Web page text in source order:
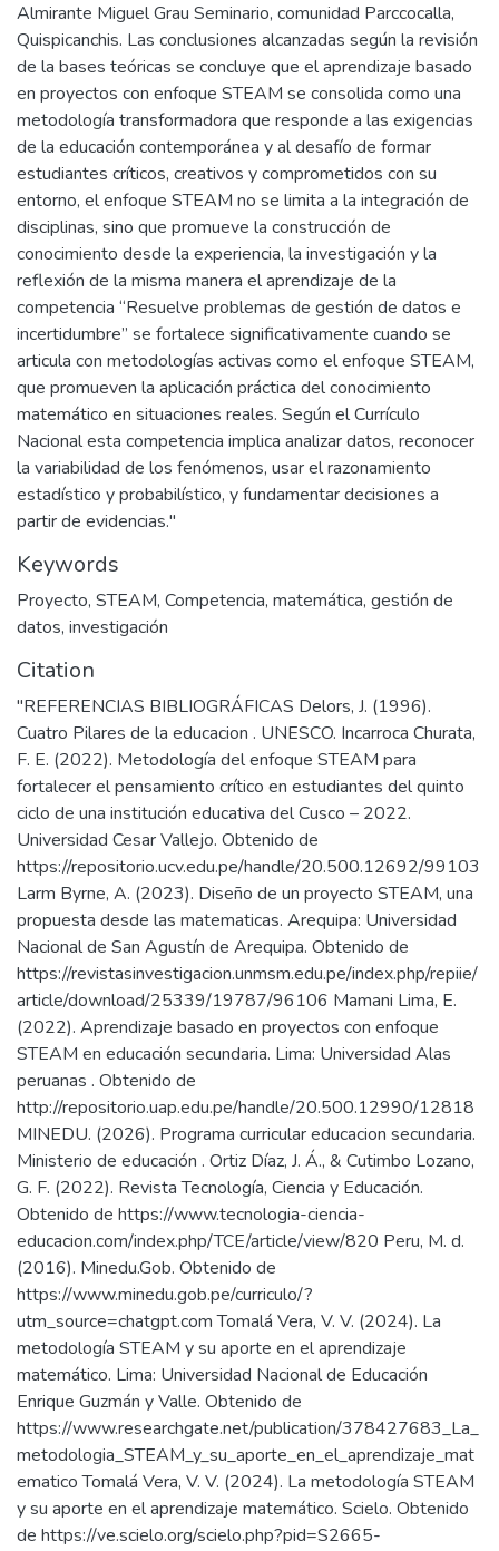
Almirante Miguel Grau Seminario, comunidad Parccocalla,
Quispicanchis. Las conclusiones alcanzadas según la revisión
de la bases teóricas se concluye que el aprendizaje basado
en proyectos con enfoque STEAM se consolida como una
metodología transformadora que responde a las exigencias
de la educación contemporánea y al desafío de formar
estudiantes críticos, creativos y comprometidos con su
entorno, el enfoque STEAM no se limita a la integración de
disciplinas, sino que promueve la construcción de
conocimiento desde la experiencia, la investigación y la
reflexión de la misma manera el aprendizaje de la
competencia “Resuelve problemas de gestión de datos e
incertidumbre” se fortalece significativamente cuando se
articula con metodologías activas como el enfoque STEAM,
que promueven la aplicación práctica del conocimiento
matemático en situaciones reales. Según el Currículo
Nacional esta competencia implica analizar datos, reconocer
la variabilidad de los fenómenos, usar el razonamiento
estadístico y probabilístico, y fundamentar decisiones a
partir de evidencias."
Keywords
Proyecto, STEAM, Competencia, matemática, gestión de
datos, investigación
Citation
"REFERENCIAS BIBLIOGRÁFICAS Delors, J. (1996).
Cuatro Pilares de la educacion . UNESCO. Incarroca Churata,
F. E. (2022). Metodología del enfoque STEAM para
fortalecer el pensamiento crítico en estudiantes del quinto
ciclo de una institución educativa del Cusco – 2022.
Universidad Cesar Vallejo. Obtenido de
https://repositorio.ucv.edu.pe/handle/20.500.12692/99103
Larm Byrne, A. (2023). Diseño de un proyecto STEAM, una
propuesta desde las matematicas. Arequipa: Universidad
Nacional de San Agustín de Arequipa. Obtenido de
https://revistasinvestigacion.unmsm.edu.pe/index.php/repiie/
article/download/25339/19787/96106 Mamani Lima, E.
(2022). Aprendizaje basado en proyectos con enfoque
STEAM en educación secundaria. Lima: Universidad Alas
peruanas . Obtenido de
http://repositorio.uap.edu.pe/handle/20.500.12990/12818
MINEDU. (2026). Programa curricular educacion secundaria.
Ministerio de educación . Ortiz Díaz, J. Á., & Cutimbo Lozano,
G. F. (2022). Revista Tecnología, Ciencia y Educación.
Obtenido de https://www.tecnologia-ciencia-
educacion.com/index.php/TCE/article/view/820 Peru, M. d.
(2016). Minedu.Gob. Obtenido de
https://www.minedu.gob.pe/curriculo/?
utm_source=chatgpt.com Tomalá Vera, V. V. (2024). La
metodología STEAM y su aporte en el aprendizaje
matemático. Lima: Universidad Nacional de Educación
Enrique Guzmán y Valle. Obtenido de
https://www.researchgate.net/publication/378427683_La_
metodologia_STEAM_y_su_aporte_en_el_aprendizaje_mat
ematico Tomalá Vera, V. V. (2024). La metodología STEAM
y su aporte en el aprendizaje matemático. Scielo. Obtenido
de https://ve.scielo.org/scielo.php?pid=S2665-